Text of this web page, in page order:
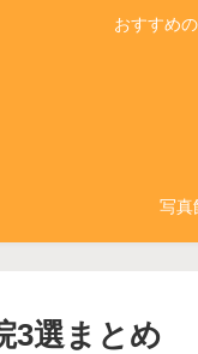
おすすめ
写真
3選まとめ